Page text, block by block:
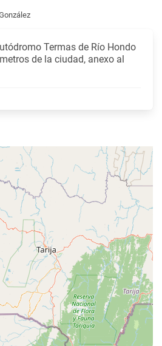
Termas de Río Hondo
de la ciudad, anexo al